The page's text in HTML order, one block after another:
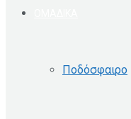
Ποδόσφαιρο